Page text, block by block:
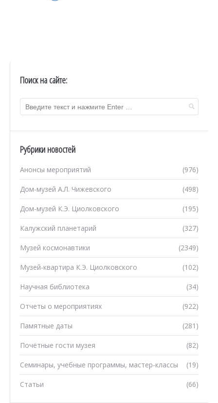
Поиск на сайте:
Рубрики новостей
(976)
Анонсы мероприятий
(498)
Дом-музей А.Л. Чижевского
(195)
Дом-музей К.Э. Циолковского
(327)
Калужский планетарий
(2349)
Музей космонавтики
(102)
Музей-квартира К.Э. Циолковского
(34)
Научная библиотека
(922)
Отчеты о мероприятиях
(281)
Памятные даты
(82)
Почётные гости музея
(19)
Семинары, учебные программы, мастер-классы
(66)
Статьи